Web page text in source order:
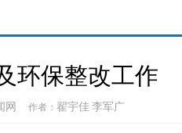
环保整改工作
网 作者： 翟宇佳 李军广